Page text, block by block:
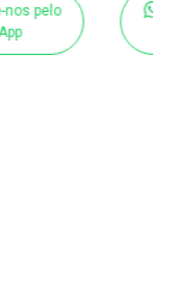
nos pelo